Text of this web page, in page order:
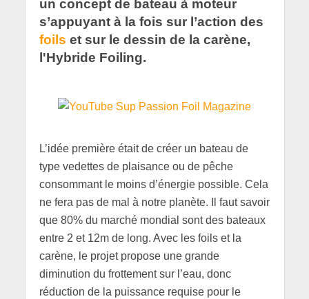
un concept de bateau à moteur
s’appuyant à la fois sur l’action des
foils et sur le dessin de la carène,
l'Hybride Foiling.
L’idée première était de créer un bateau de
type vedettes de plaisance ou de pêche
consommant le moins d’énergie possible. Cela
ne fera pas de mal à notre planète. Il faut savoir
que 80% du marché mondial sont des bateaux
entre 2 et 12m de long. Avec les foils et la
carène, le projet propose une grande
diminution du frottement sur l’eau, donc
réduction de la puissance requise pour le